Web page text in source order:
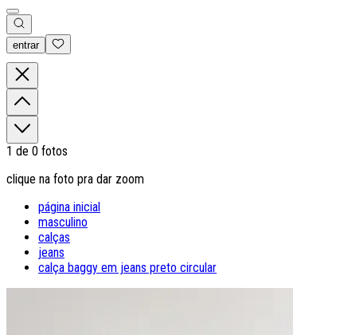
entrar
1 de 0 fotos
clique na foto pra dar zoom
página inicial
masculino
calças
jeans
calça baggy em jeans preto circular